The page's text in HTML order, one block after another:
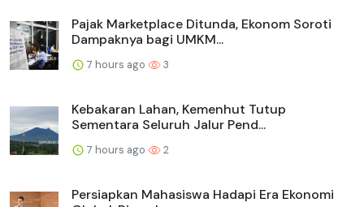
Pajak Marketplace Ditunda, Ekonom Soroti
Dampaknya bagi UMKM...
7 hours ago 3
Kebakaran Lahan, Kemenhut Tutup
Sementara Seluruh Jalur Pend...
7 hours ago 2
Persiapkan Mahasiswa Hadapi Era Ekonomi